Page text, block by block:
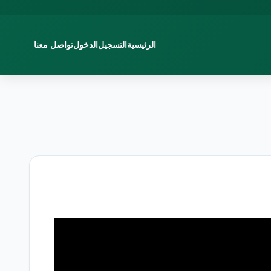
الرئيسية التسجيل الدخولتواصل معنا